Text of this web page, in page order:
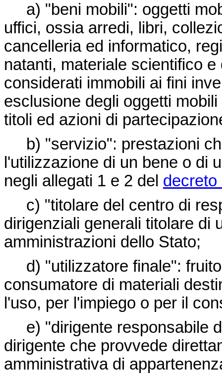
a) "beni mobili": oggetti
uffici, ossia arredi, libri,
cancelleria ed informatico,
natanti, materiale scientifico
considerati immobili ai fini
esclusione degli oggetti
titoli ed azioni di
b) "servizio": prestazioni
l'utilizzazione di un bene o di
negli allegati 1 e 2 del decreto
c) "titolare del centro di
dirigenziali generali titolare di
amministrazioni dello Stato;
d) "utilizzatore finale":
consumatore di materiali
l'uso, per l'impiego o per il
e) "dirigente responsabile
dirigente che provvede
amministrativa di